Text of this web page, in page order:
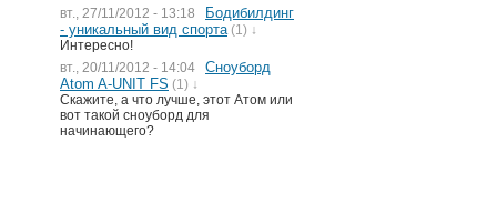
вт., 27/11/2012 - 13:18
Бодибилдинг
- уникальный вид спорта (1) ↓
Интересно!
вт., 20/11/2012 - 14:04
Сноуборд
Atom A-UNIT FS (1) ↓
Скажите, а что лучше, этот Атом или
вот такой сноуборд для
начинающего?